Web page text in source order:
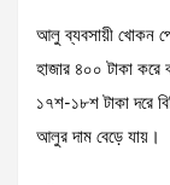
আলু ব্যবসায়ী খোকন
হাজার ৪০০ টাকা করে
১৭শ-১৮শ টাকা দরে
আলুর দাম বেড়ে যায়।